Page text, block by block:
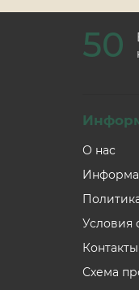
50
О нас
Условия
Контакты
Схема